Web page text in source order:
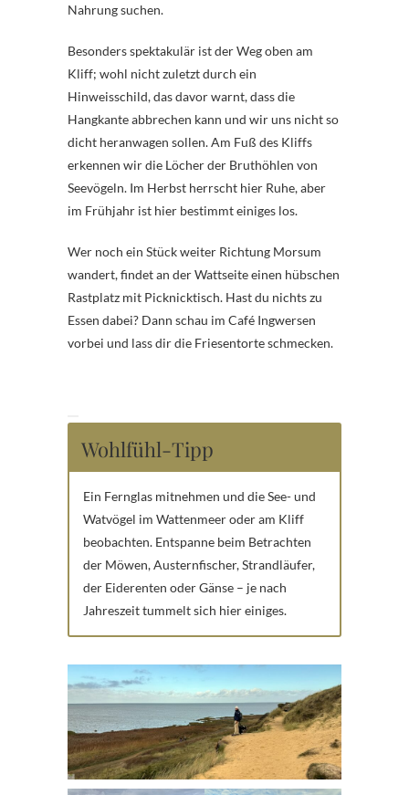
Nahrung suchen.
Besonders spektakulär ist der Weg oben am
Kliff; wohl nicht zuletzt durch ein
Hinweisschild, das davor warnt, dass die
Hangkante abbrechen kann und wir uns nicht so
dicht heranwagen sollen. Am Fuß des Kliffs
erkennen wir die Löcher der Bruthöhlen von
Seevögeln. Im Herbst herrscht hier Ruhe, aber
im Frühjahr ist hier bestimmt einiges los.
Wer noch ein Stück weiter Richtung Morsum
wandert, findet an der Wattseite einen hübschen
Rastplatz mit Picknicktisch. Hast du nichts zu
Essen dabei? Dann schau im Café Ingwersen
vorbei und lass dir die Friesentorte schmecken.
Wohlfühl-Tipp
Ein Fernglas mitnehmen und die See- und
Watvögel im Wattenmeer oder am Kliff
beobachten. Entspanne beim Betrachten
der Möwen, Austernfischer, Strandläufer,
der Eiderenten oder Gänse – je nach
Jahreszeit tummelt sich hier einiges.